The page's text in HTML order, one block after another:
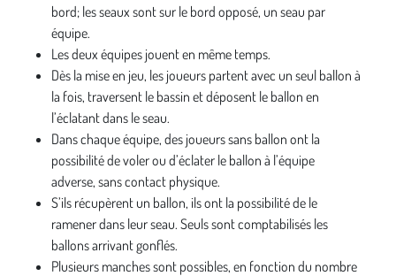
bord; les seaux sont sur le bord opposé, un seau par
équipe.
Les deux équipes jouent en même temps.
Dès la mise en jeu, les joueurs partent avec un seul ballon à
la fois, traversent le bassin et déposent le ballon en
l’éclatant dans le seau.
Dans chaque équipe, des joueurs sans ballon ont la
possibilité de voler ou d’éclater le ballon à l’équipe
adverse, sans contact physique.
S’ils récupèrent un ballon, ils ont la possibilité de le
ramener dans leur seau. Seuls sont comptabilisés les
ballons arrivant gonflés.
Plusieurs manches sont possibles, en fonction du nombre